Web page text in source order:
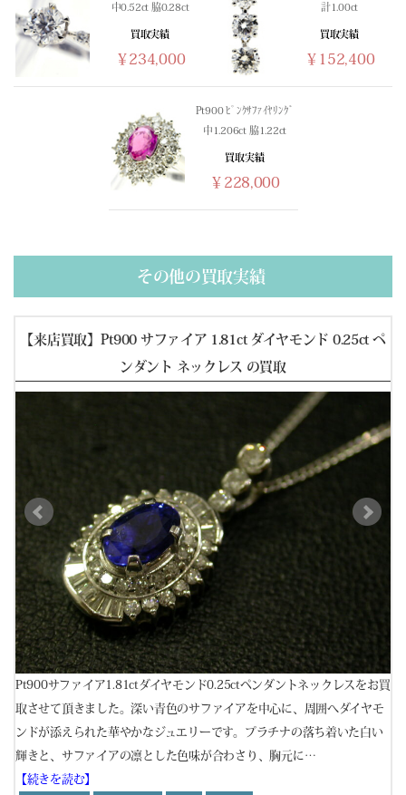
中0.52ct 脇0.28ct
買取実績
￥234,000
計1.00ct
買取実績
￥152,400
Pt900 ﾋﾟﾝｸｻﾌｧｲﾔﾘﾝｸﾞ
中1.206ct 脇1.22ct
買取実績
￥228,000
その他の買取実績
【来店買取】Pt900 サファイア 1.81ct ダイヤモンド 0.25ct ペ
ンダント ネックレス の買取
Pt900サファイア1.81ctダイヤモンド0.25ctペンダントネックレスをお買
取させて頂きました。深い青色のサファイアを中心に、周囲へダイヤモ
ンドが添えられた華やかなジュエリーです。プラチナの落ち着いた白い
輝きと、サファイアの凛とした色味が合わさり、胸元に…
【続きを読む】